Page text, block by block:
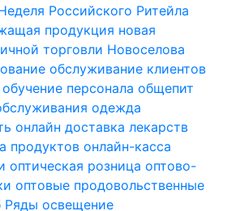
Российского Ритейла
продукция новая
торговли Новоселова
обслуживание клиентов
обучение персонала общепит
одежда
онлайн доставка лекарств
продуктов онлайн-касса
оптическая розница оптово-
оптовые продовольственные
Ряды освещение